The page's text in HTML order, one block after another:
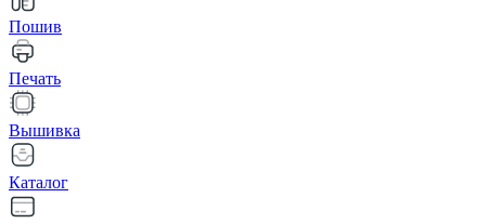
Пошив
Печать
Вышивка
Каталог